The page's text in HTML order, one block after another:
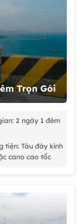
Trọn Gói
2 ngày 1 đêm
tiện: Tàu đáy kính
cano cao tốc